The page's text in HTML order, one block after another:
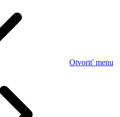
Otvoriť menu